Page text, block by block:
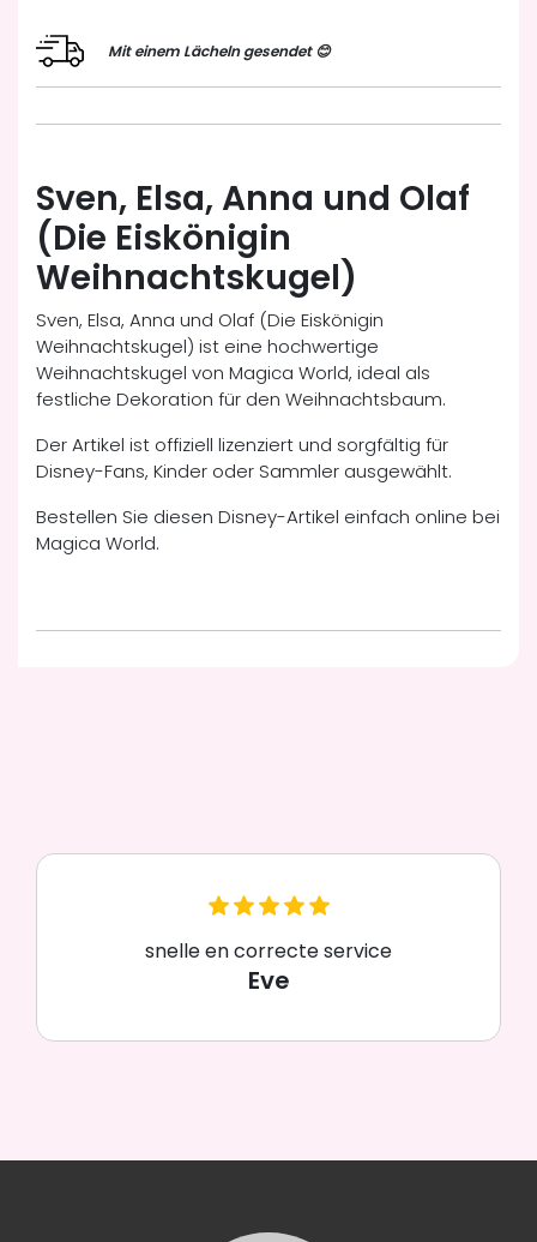
Mit einem Lächeln gesendet 😊
Sven, Elsa, Anna und Olaf
(Die Eiskönigin
Weihnachtskugel)
Sven, Elsa, Anna und Olaf (Die Eiskönigin
Weihnachtskugel) ist eine hochwertige
Weihnachtskugel von Magica World, ideal als
festliche Dekoration für den Weihnachtsbaum.
Der Artikel ist offiziell lizenziert und sorgfältig für
Disney-Fans, Kinder oder Sammler ausgewählt.
Bestellen Sie diesen Disney-Artikel einfach online bei
Magica World.
snelle en correcte service
Eve